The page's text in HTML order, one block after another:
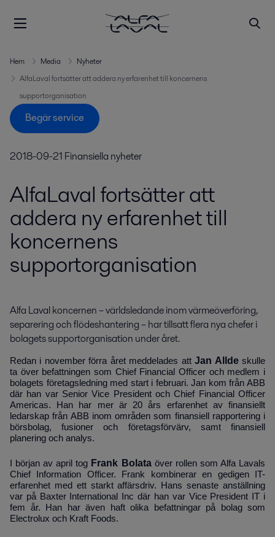
Hem Media
Nyheter
AlfaLaval fortsätter att addera ny erfarenhet till koncernens
supportorganisation
Begär service
2018-09-21 Finansiella nyheter
AlfaLaval fortsätter att
addera ny erfarenhet till
koncernens
supportorganisation
Alfa Laval koncernen – världsledande inom värmeöverföring,
separering och flödeshantering – har tillsatt flera nya chefer i
bolagets supportorganisation under året.
Redan i november förra året meddelades attJan Alldeskulle
ta över befattningen som Chief Financial Officer och medlem i
bolagets företagsledning med start i februari. Jan kom från ABB
där han var Senior Vice President och Chief Financial Officer
Americas. Han har mer är 20 års erfarenhet av finansiellt
ledarskap från ABB inom områden som finansiell rapportering i
börsbolag, fusioner och företagsförvärv, samt finansiell
planering och analys.
I början av april tog Frank Bolataöver rollen som Alfa Lavals
Chief Information Officer. Frank kombinerar en gedigen IT-
erfarenhet med ett starkt affärsdriv. Hans senaste anställning
var på Baxter International Inc där han var Vice President IT i
fem år. Han har även haft olika befattningar på bolag som
Electrolux och Kraft Foods.